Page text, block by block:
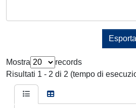
Mostra
records
Risultati 1 - 2 di 2 (tempo di